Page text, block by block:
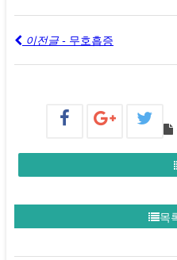
이전글 - 무호흡증
목